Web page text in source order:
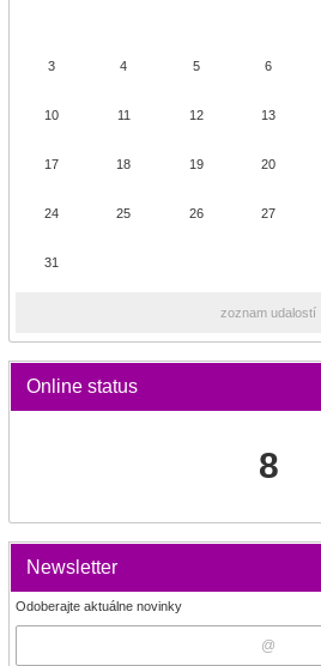
3 4 5 6
10 11 12 13
17 18 19 20
24 25 26 27
31
zoznam udalostí
Online status
8
Newsletter
Odoberajte aktuálne novinky